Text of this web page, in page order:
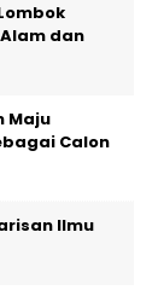
dan
Maju
Calon
Ilmu